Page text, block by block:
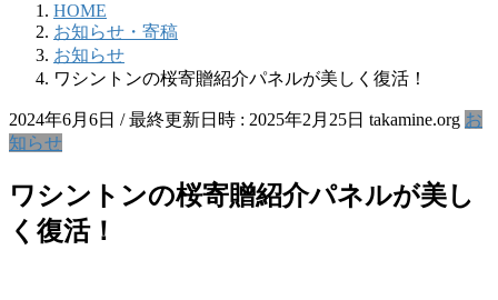
HOME
お知らせ・寄稿
お知らせ
ワシントンの桜寄贈紹介パネルが美しく復活！
2024年6月6日 / 最終更新日時 : 2025年2月25日 takamine.org お
知らせ
ワシントンの桜寄贈紹介パネルが美し
く復活！